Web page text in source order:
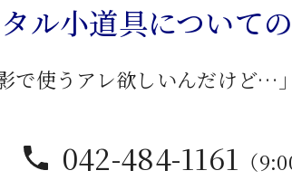
ル小道具について
影で使うアレ欲しいんだけど…
042-484-1161 （